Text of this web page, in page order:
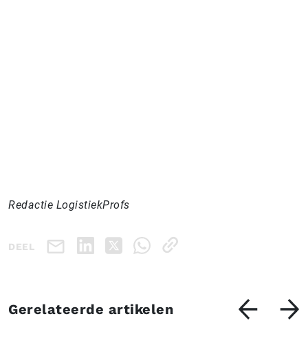
Redactie LogistiekProfs
DEEL
Gerelateerde artikelen